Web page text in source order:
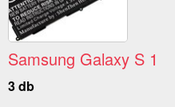
Samsung Galaxy S 1
3 db